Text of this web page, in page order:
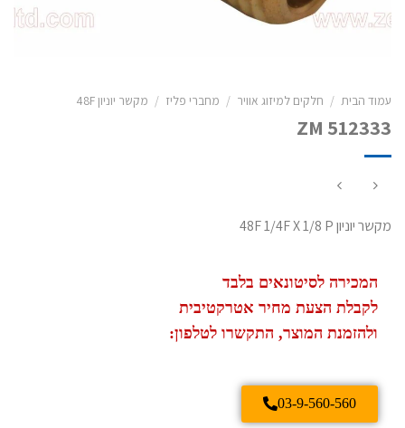
עמוד הבית / חלקים למיזוג אוויר / מחברי פליז / מקשר יוניון 48F
ZM 512333
מקשר יוניון 48F 1/4F X 1/8 P
המכירה לסיטונאים בלבד
לקבלת הצעת מחיר אטרקטיבית
ולהזמנת המוצר, התקשרו לטלפון:
03-9-560-560